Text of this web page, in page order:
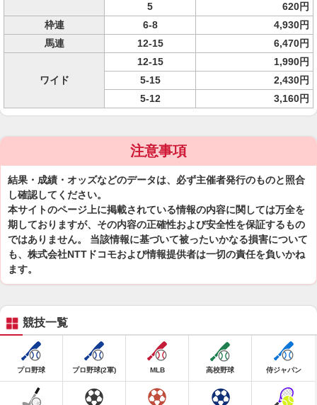
5
620円
枠連
6-8
4,930円
馬連
12-15 6,470円
ワイド
12-15
1,990円
5-15
2,430円
5-12
3,160円
注意事項
結果・成績・オッズなどのデータは、必ず主催者発行のものと照合
し確認してください。
本サイトのページ上に掲載されている情報の内容に関しては万全を
期しておりますが、その内容の正確性および安全性を保証するもの
ではありません。 当該情報に基づいて被ったいかなる損害について
も、株式会社NTTドコモおよび情報提供者は一切の責任を負いかね
ます。
競技一覧
プロ野球 プロ野球(2軍) MLB 高校野球 侍ジャパン